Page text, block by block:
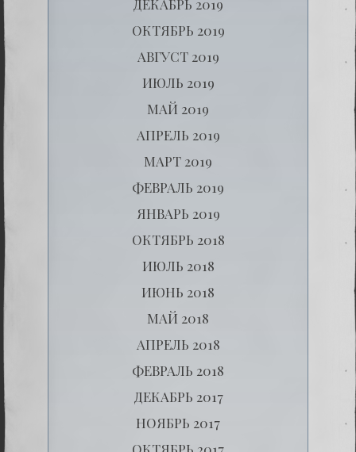
ДЕКАБРЬ 2019
ОКТЯБРЬ 2019
АВГУСТ 2019
ИЮЛЬ 2019
МАЙ 2019
АПРЕЛЬ 2019
МАРТ 2019
ФЕВРАЛЬ 2019
ЯНВАРЬ 2019
ОКТЯБРЬ 2018
ИЮЛЬ 2018
ИЮНЬ 2018
МАЙ 2018
АПРЕЛЬ 2018
ФЕВРАЛЬ 2018
ДЕКАБРЬ 2017
НОЯБРЬ 2017
ОКТЯБРЬ 2017